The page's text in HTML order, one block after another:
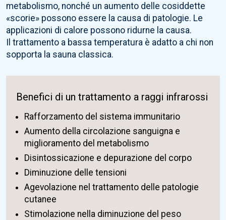
metabolismo, nonché un aumento delle cosiddette
«scorie» possono essere la causa di patologie. Le
applicazioni di calore possono ridurne la causa.
Il trattamento a bassa temperatura è adatto a chi non
sopporta la sauna classica.
Benefici di un trattamento a raggi infrarossi
Rafforzamento del sistema immunitario
Aumento della circolazione sanguigna e
miglioramento del metabolismo
Disintossicazione e depurazione del corpo
Diminuzione delle tensioni
Agevolazione nel trattamento delle patologie
cutanee
Stimolazione nella diminuzione del peso